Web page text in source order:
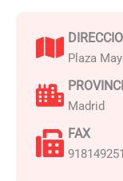
Plaza
Madrid
FAX
918149251